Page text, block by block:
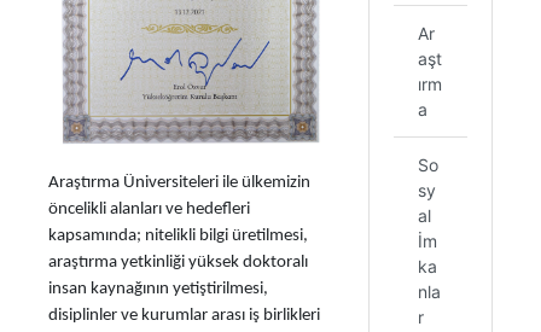
Araştırma Üniversiteleri ile ülkemizin
öncelikli alanları ve hedefleri
kapsamında; nitelikli bilgi üretilmesi,
araştırma yetkinliği yüksek doktoralı
insan kaynağının yetiştirilmesi,
disiplinler ve kurumlar arası iş birlikleri
Ar
aşt
ırm
a
So
sy
al
İm
ka
nla
r